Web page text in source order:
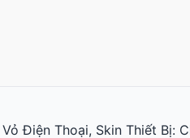
Điện Thoại, Skin Thiết Bị: